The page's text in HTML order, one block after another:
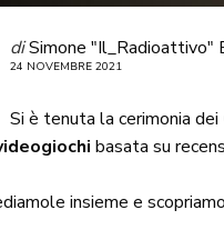
diSimone "Il_Radioattivo"
24 NOVEMBRE 2021
Si è tenuta la cerimonia dei
basata su
insieme e